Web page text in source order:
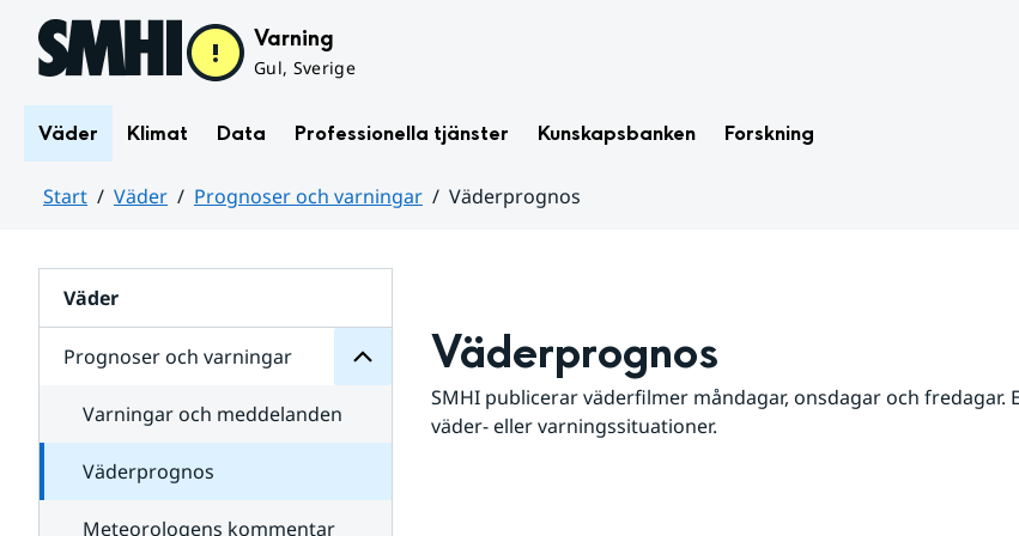
Hoppa till sidans innehåll Varning
Gul, Sverige
Väder Klimat Data Professionella tjänster Kunskapsbanken Forskning
Start Väder Prognoser och varningar
Väderprognos
Väder
Prognoser och varningar
för
varningar
Varningar och meddelanden
Väderprognos
Meteorologens kommentar
Väderprognos
SMHI publicerar väderfilmer måndagar, onsdagar och fredagar.
väder- eller varningssituationer.